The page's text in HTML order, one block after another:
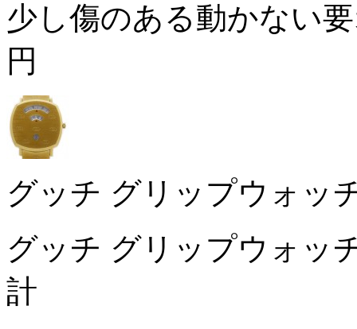
少し傷のある動かない
円
グッチ グリップウォッ
グッチ グリップウォッ
計